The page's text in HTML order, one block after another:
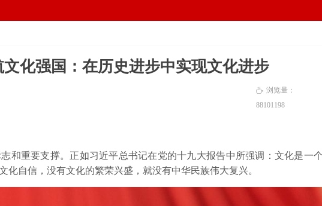
重要支撑。正如习近平总书记在党的十九大报告中所强调：文化是一个
化自信，没有文化的繁荣兴盛，就没有中华民族伟大复兴。
ꄘ 浏览量：
88101198
文化强国：在历史进步中实现文化进步